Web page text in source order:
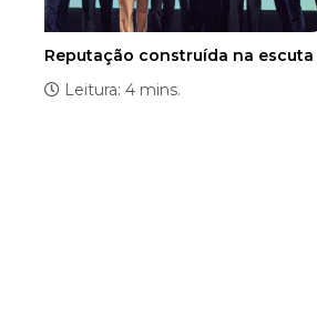
Reputação construída na escuta
Leitura: 4 mins.